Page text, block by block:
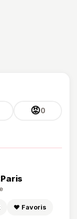
😡0
❤️ Favoris